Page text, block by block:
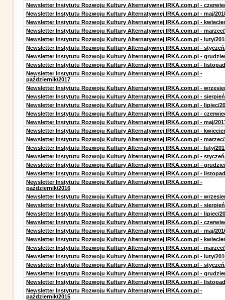
Newsletter Instytutu Rozwoju Kultury Alternatywnej IRKA.com.pl -
Newsletter Instytutu Rozwoju Kultury Alternatywnej IRKA.com.pl - maj/
Newsletter Instytutu Rozwoju Kultury Alternatywnej IRKA.com.pl -
Newsletter Instytutu Rozwoju Kultury Alternatywnej IRKA.com.pl - marzec/
Newsletter Instytutu Rozwoju Kultury Alternatywnej IRKA.com.pl - luty/
Newsletter Instytutu Rozwoju Kultury Alternatywnej IRKA.com.pl -
Newsletter Instytutu Rozwoju Kultury Alternatywnej IRKA.com.pl -
Newsletter Instytutu Rozwoju Kultury Alternatywnej IRKA.com.pl -
Newsletter Instytutu Rozwoju Kultury Alternatywnej IRKA.com.pl -
październik/2017
Newsletter Instytutu Rozwoju Kultury Alternatywnej IRKA.com.pl -
Newsletter Instytutu Rozwoju Kultury Alternatywnej IRKA.com.pl -
Newsletter Instytutu Rozwoju Kultury Alternatywnej IRKA.com.pl - lipiec/
Newsletter Instytutu Rozwoju Kultury Alternatywnej IRKA.com.pl -
Newsletter Instytutu Rozwoju Kultury Alternatywnej IRKA.com.pl - maj/
Newsletter Instytutu Rozwoju Kultury Alternatywnej IRKA.com.pl -
Newsletter Instytutu Rozwoju Kultury Alternatywnej IRKA.com.pl - marzec/
Newsletter Instytutu Rozwoju Kultury Alternatywnej IRKA.com.pl - luty/
Newsletter Instytutu Rozwoju Kultury Alternatywnej IRKA.com.pl -
Newsletter Instytutu Rozwoju Kultury Alternatywnej IRKA.com.pl -
Newsletter Instytutu Rozwoju Kultury Alternatywnej IRKA.com.pl -
Newsletter Instytutu Rozwoju Kultury Alternatywnej IRKA.com.pl -
październik/2016
Newsletter Instytutu Rozwoju Kultury Alternatywnej IRKA.com.pl -
Newsletter Instytutu Rozwoju Kultury Alternatywnej IRKA.com.pl -
Newsletter Instytutu Rozwoju Kultury Alternatywnej IRKA.com.pl - lipiec/
Newsletter Instytutu Rozwoju Kultury Alternatywnej IRKA.com.pl -
Newsletter Instytutu Rozwoju Kultury Alternatywnej IRKA.com.pl - maj/
Newsletter Instytutu Rozwoju Kultury Alternatywnej IRKA.com.pl -
Newsletter Instytutu Rozwoju Kultury Alternatywnej IRKA.com.pl - marzec/
Newsletter Instytutu Rozwoju Kultury Alternatywnej IRKA.com.pl - luty/
Newsletter Instytutu Rozwoju Kultury Alternatywnej IRKA.com.pl -
Newsletter Instytutu Rozwoju Kultury Alternatywnej IRKA.com.pl -
Newsletter Instytutu Rozwoju Kultury Alternatywnej IRKA.com.pl -
Newsletter Instytutu Rozwoju Kultury Alternatywnej IRKA.com.pl -
październik/2015